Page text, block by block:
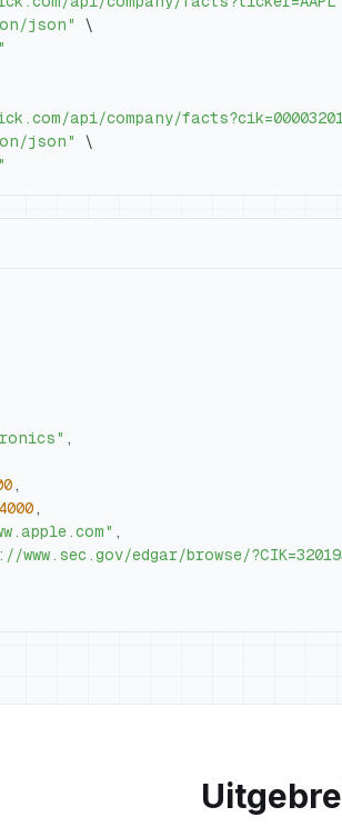
json"
\
api/company/
json"
\
,
,
,
,
www.sec.gov/edgar/browse/